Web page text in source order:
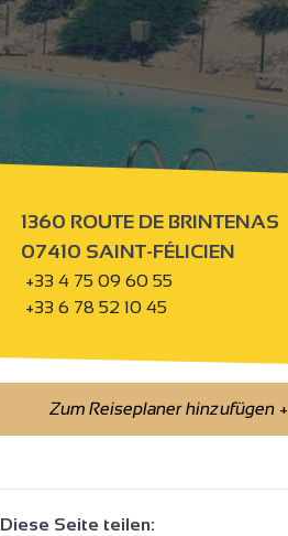
1360 ROUTE DE BRINTENAS
07410 SAINT-FÉLICIEN
+33 4 75 09 60 55
+33 6 78 52 10 45
Zum Reiseplaner hinzufügen+
Diese Seite teilen: